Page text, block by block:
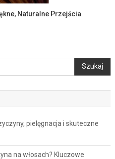
Naturalne Przejścia
Szukaj
pielęgnacja i skuteczne
na włosach? Kluczowe